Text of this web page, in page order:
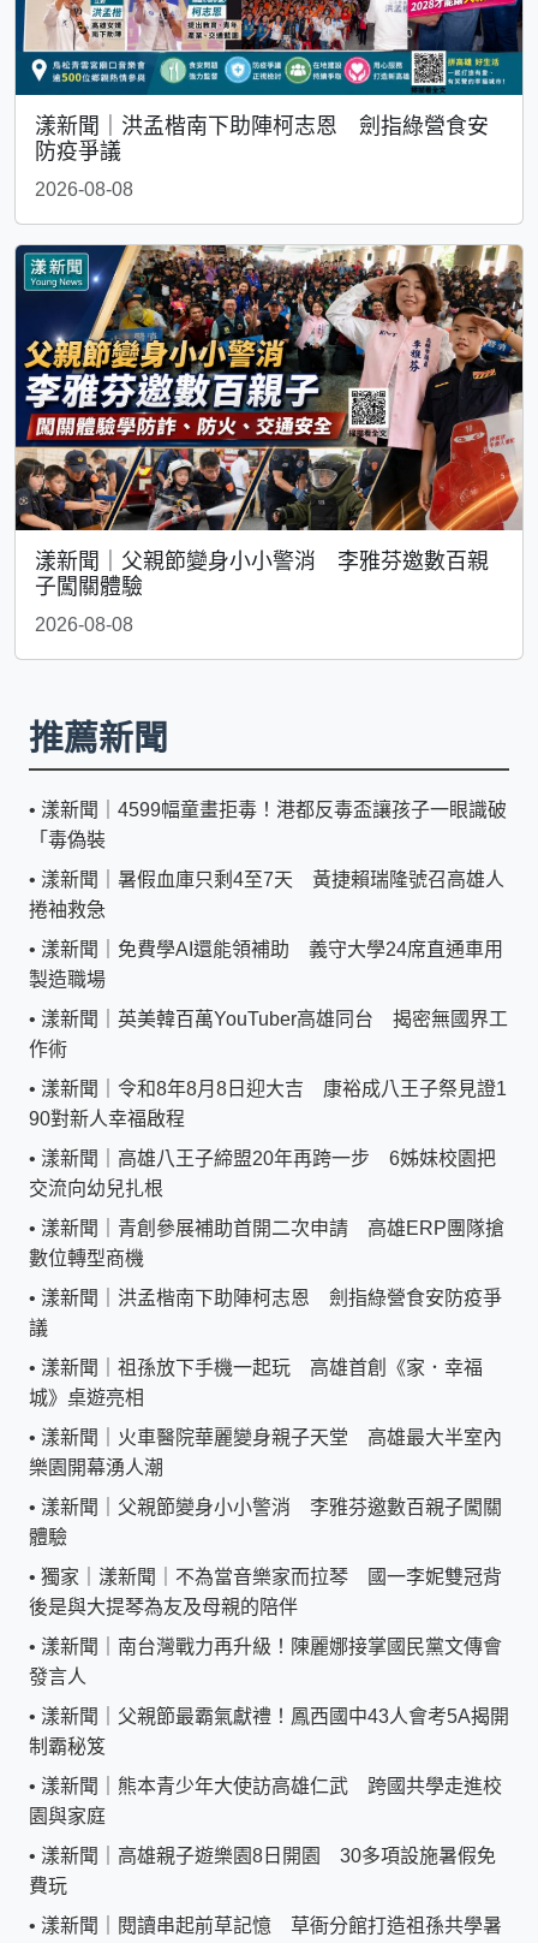
漾新聞｜洪孟楷南下助陣柯志恩 劍指綠營食安
防疫爭議
2026-08-08
漾新聞｜父親節變身小小警消 李雅芬邀數百親
子闖關體驗
2026-08-08
推薦新聞
• 漾新聞｜4599幅童畫拒毒！港都反毒盃讓孩子一眼識破
「毒偽裝
• 漾新聞｜暑假血庫只剩4至7天 黃捷賴瑞隆號召高雄人
捲袖救急
• 漾新聞｜免費學AI還能領補助 義守大學24席直通車用
製造職場
• 漾新聞｜英美韓百萬YouTuber高雄同台 揭密無國界工
作術
• 漾新聞｜令和8年8月8日迎大吉 康裕成八王子祭見證1
90對新人幸福啟程
• 漾新聞｜高雄八王子締盟20年再跨一步 6姊妹校園把
交流向幼兒扎根
• 漾新聞｜青創參展補助首開二次申請 高雄ERP團隊搶
數位轉型商機
• 漾新聞｜洪孟楷南下助陣柯志恩 劍指綠營食安防疫爭
議
• 漾新聞｜祖孫放下手機一起玩 高雄首創《家．幸福
城》桌遊亮相
• 漾新聞｜火車醫院華麗變身親子天堂 高雄最大半室內
樂園開幕湧人潮
• 漾新聞｜父親節變身小小警消 李雅芬邀數百親子闖關
體驗
• 獨家｜漾新聞｜不為當音樂家而拉琴 國一李妮雙冠背
後是與大提琴為友及母親的陪伴
• 漾新聞｜南台灣戰力再升級！陳麗娜接掌國民黨文傳會
發言人
• 漾新聞｜父親節最霸氣獻禮！鳳西國中43人會考5A揭開
制霸秘笈
• 漾新聞｜熊本青少年大使訪高雄仁武 跨國共學走進校
園與家庭
• 漾新聞｜高雄親子遊樂園8日開園 30多項設施暑假免
費玩
• 漾新聞｜閱讀串起前草記憶 草衙分館打造祖孫共學暑